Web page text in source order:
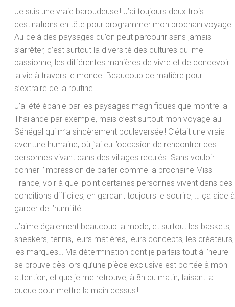
Je suis une vraie baroudeuse ! J’ai toujours deux trois
destinations en tête pour programmer mon prochain voyage.
Au-delà des paysages qu’on peut parcourir sans jamais
s’arrêter, c’est surtout la diversité des cultures qui me
passionne, les différentes manières de vivre et de concevoir
la vie à travers le monde. Beaucoup de matière pour
s’extraire de la routine !
J’ai été ébahie par les paysages magnifiques que montre la
Thaïlande par exemple, mais c’est surtout mon voyage au
Sénégal qui m’a sincèrement bouleversée ! C’était une vraie
aventure humaine, où j’ai eu l’occasion de rencontrer des
personnes vivant dans des villages reculés. Sans vouloir
donner l’impression de parler comme la prochaine Miss
France, voir à quel point certaines personnes vivent dans des
conditions difficiles, en gardant toujours le sourire, … ça aide à
garder de l’humilité.
J’aime également beaucoup la mode, et surtout les baskets,
sneakers, tennis, leurs matières, leurs concepts, les créateurs,
les marques… Ma détermination dont je parlais tout à l’heure
se prouve dès lors qu’une pièce exclusive est portée à mon
attention, et que je me retrouve, à 8h du matin, faisant la
queue pour mettre la main dessus !